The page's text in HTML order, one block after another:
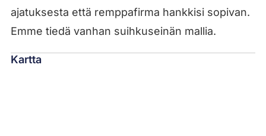
ajatuksesta että remppafirma hankkisi sopivan.
Emme tiedä vanhan suihkuseinän mallia.
Kartta